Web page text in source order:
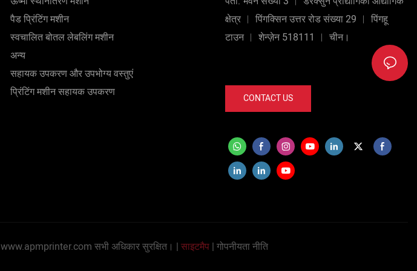
पैड प्रिंटिंग मशीन
स्वचालित बोतल लेबलिंग मशीन
अन्य
सहायक उपकरण और उपभोग्य वस्तुएं
प्रिंटिंग मशीन सहायक उपकरण
क्षेत्र ︱ पिंगक्सिन उत्तर रोड संख्या 29 ︱ पिंगहू
टाउन ︱ शेन्ज़ेन 518111 ︱ चीन।
CONTACT US
www.apmprinter.com सभी अधिकार सुरक्षित। | साइटमैप| गोपनीयता नीति